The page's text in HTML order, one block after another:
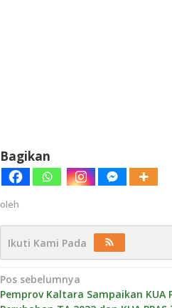
Bagikan
oleh
Ikuti Kami Pada
Navigasi
pos
Pos sebelumnya
Pemprov Kaltara Sampaikan KUA